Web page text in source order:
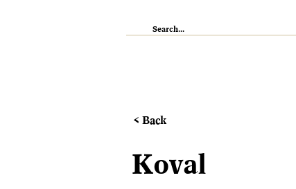
< Back
Koval